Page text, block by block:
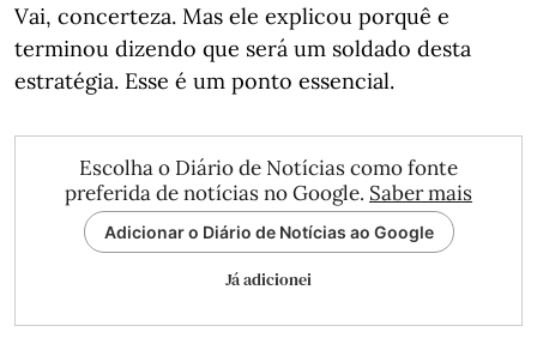
Vai, concerteza. Mas ele explicou porquê e
terminou dizendo que será um soldado desta
estratégia. Esse é um ponto essencial.
Escolha o Diário de Notícias como fonte
preferida de notícias no Google. Saber mais
Adicionar o Diário de Notícias ao Google
Já adicionei